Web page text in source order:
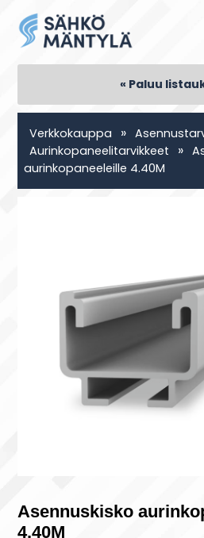
« Paluu
Verkkokauppa »
Aurinkopaneelitarvikkeet »
aurinkopaneeleille 4.40M
Asennuskisko
4.40M